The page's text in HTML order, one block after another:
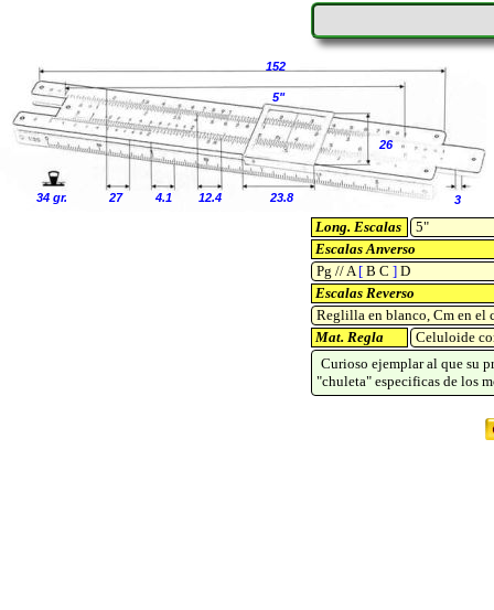
152
5"
4.1
27 23.8
26
3
12.4
34 gr.
Long. Escalas
5"
Escalas Anverso
Pg // A[ B C ] D
Escalas Reverso
Reglilla en blanco, Cm en el
Mat. Regla
Celuloide
Curioso ejemplar al que su
"chuleta" especificas de los